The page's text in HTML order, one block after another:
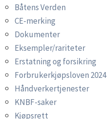
Båtens Verden
CE-merking
Dokumenter
Eksempler/rariteter
Erstatning og forsikring
Forbrukerkjøpsloven 2024
Håndverkertjenester
KNBF-saker
Kjøpsrett